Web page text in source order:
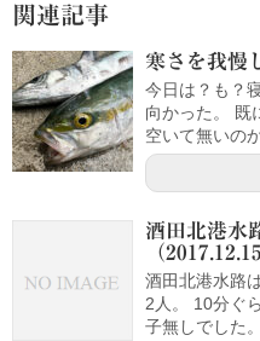
関連記事
寒さを我慢
今日は？も？
向かった。 既
空いて無いの
酒田北港水
（2017.12.15
酒田北港水路
2人。 10分ぐ
子無しでした